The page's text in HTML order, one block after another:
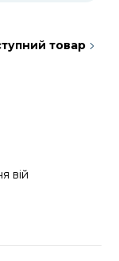
товар
вій